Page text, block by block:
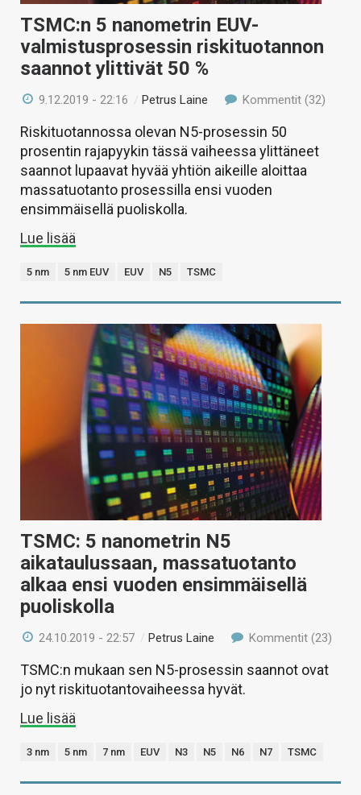
TSMC:n 5 nanometrin EUV-
valmistusprosessin riskituotannon
saannot ylittivät 50 %
9.12.2019 - 22:16 /Petrus Laine Kommentit (32)
Riskituotannossa olevan N5-prosessin 50
prosentin rajapyykin tässä vaiheessa ylittäneet
saannot lupaavat hyvää yhtiön aikeille aloittaa
massatuotanto prosessilla ensi vuoden
ensimmäisellä puoliskolla.
Lue lisää
5 nm 5 nm EUV EUV N5 TSMC
TSMC: 5 nanometrin N5
aikataulussaan, massatuotanto
alkaa ensi vuoden ensimmäisellä
puoliskolla
24.10.2019 - 22:57 / Petrus Laine Kommentit (23)
TSMC:n mukaan sen N5-prosessin saannot ovat
jo nyt riskituotantovaiheessa hyvät.
Lue lisää
3 nm 5 nm 7 nm EUV N3 N5 N6 N7 TSMC